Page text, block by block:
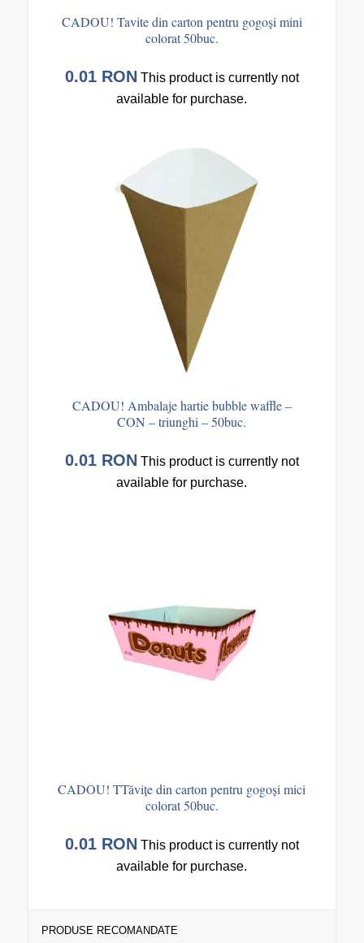
CADOU! Tavite din carton pentru gogoși mini
colorat 50buc.
0.01 RON This product is currently not
available for purchase.
CADOU! Ambalaje hartie bubble waffle –
CON – triunghi – 50buc.
0.01 RON This product is currently not
available for purchase.
CADOU! TTăvițe din carton pentru gogoși mici
colorat 50buc.
0.01 RON This product is currently not
available for purchase.
PRODUSE RECOMANDATE